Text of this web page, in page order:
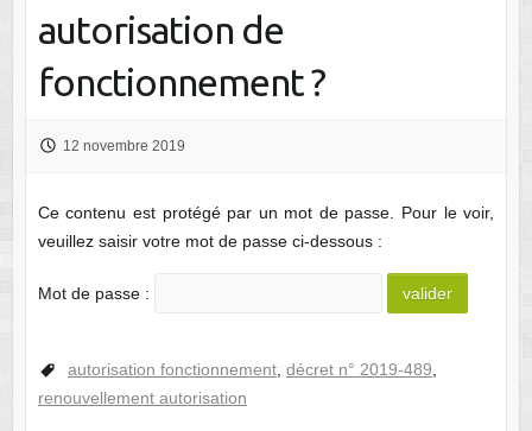
autorisation de
fonctionnement ?
12 novembre 2019
Ce contenu est protégé par un mot de passe. Pour le voir,
veuillez saisir votre mot de passe ci-dessous :
Mot de passe :
autorisation fonctionnement, décret n° 2019-489
renouvellement autorisation